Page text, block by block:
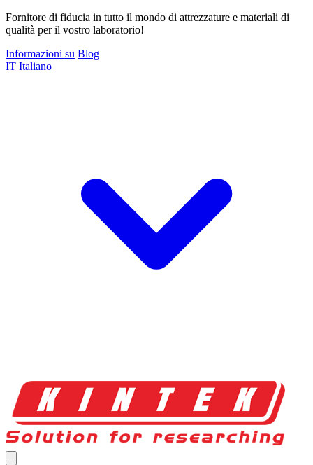
Fornitore di fiducia in tutto il mondo di attrezzature e materiali di
qualità per il vostro laboratorio!
Informazioni su Blog
IT Italiano